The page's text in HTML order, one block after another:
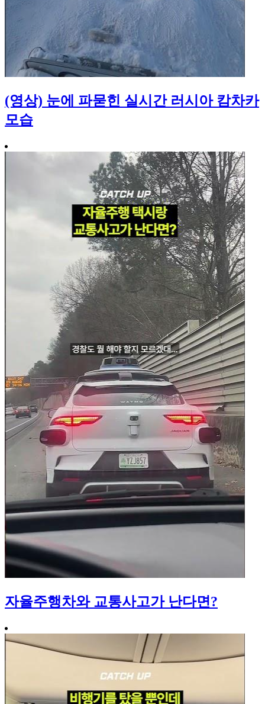
(영상) 눈에 파묻힌 실시간 러시아 캄차카
모습
자율주행차와 교통사고가 난다면?